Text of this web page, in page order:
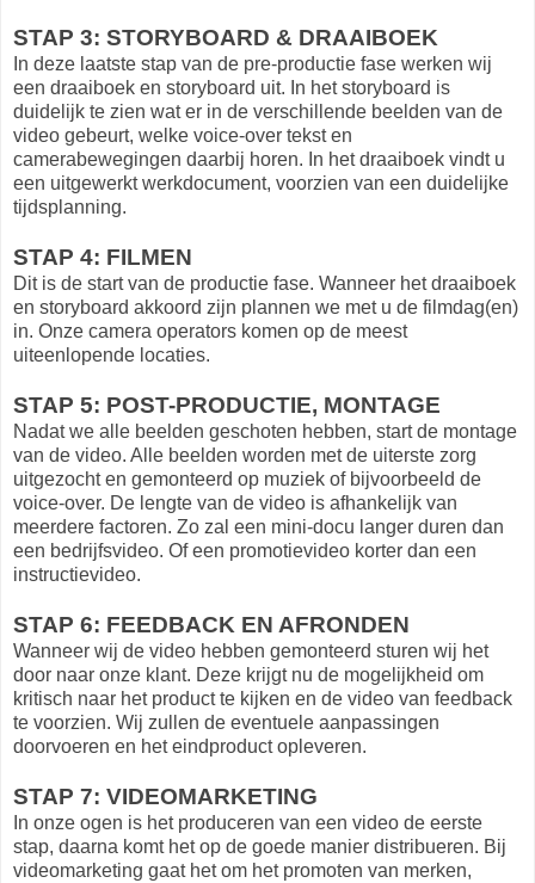
STAP 3: STORYBOARD & DRAAIBOEK
In deze laatste stap van de pre-productie fase werken wij
een draaiboek en storyboard uit. In het storyboard is
duidelijk te zien wat er in de verschillende beelden van de
video gebeurt, welke voice-over tekst en
camerabewegingen daarbij horen. In het draaiboek vindt u
een uitgewerkt werkdocument, voorzien van een duidelijke
tijdsplanning.
STAP 4: FILMEN
Dit is de start van de productie fase. Wanneer het draaiboek
en storyboard akkoord zijn plannen we met u de filmdag(en)
in. Onze camera operators komen op de meest
uiteenlopende locaties.
STAP 5: POST-PRODUCTIE, MONTAGE
Nadat we alle beelden geschoten hebben, start de montage
van de video. Alle beelden worden met de uiterste zorg
uitgezocht en gemonteerd op muziek of bijvoorbeeld de
voice-over. De lengte van de video is afhankelijk van
meerdere factoren. Zo zal een mini-docu langer duren dan
een bedrijfsvideo. Of een promotievideo korter dan een
instructievideo.
STAP 6: FEEDBACK EN AFRONDEN
Wanneer wij de video hebben gemonteerd sturen wij het
door naar onze klant. Deze krijgt nu de mogelijkheid om
kritisch naar het product te kijken en de video van feedback
te voorzien. Wij zullen de eventuele aanpassingen
doorvoeren en het eindproduct opleveren.
STAP 7: VIDEOMARKETING
In onze ogen is het produceren van een video de eerste
stap, daarna komt het op de goede manier distribueren. Bij
videomarketing gaat het om het promoten van merken,